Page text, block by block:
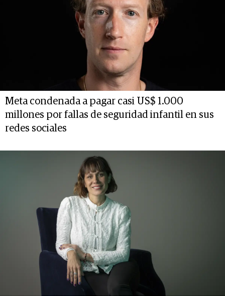
Meta condenada a pagar casi US$ 1.000
millones por fallas de seguridad infantil en sus
redes sociales